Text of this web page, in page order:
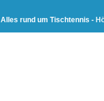
Alles rund um Tischtennis -